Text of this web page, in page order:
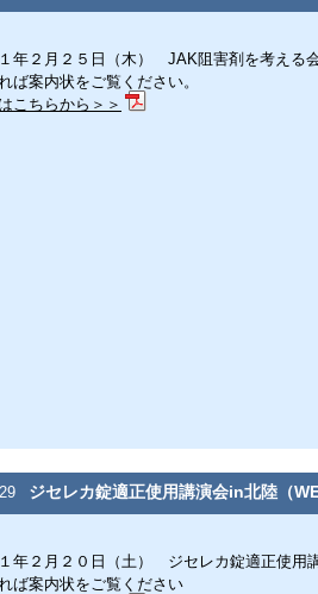
年２月２５日（木） JAK阻害剤を考える
ば案内状をご覧ください。
こちらから＞＞
ジセレカ錠適正使用講演会in北陸（
年２月２０日（土） ジセレカ錠適正使用
ば案内状をご覧ください